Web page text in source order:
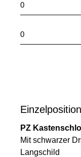
PZ
Mit schwarzer
Langschild